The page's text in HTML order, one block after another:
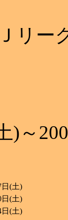
リー
)～
日(土)
日(土)
日(土)